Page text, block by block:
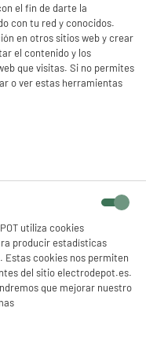
cm x AN 80,5 cm x PR
cm x AN 81,5 cm x PR
el fin de darte la
con tu red y conocidos.
en otros sitios web y crear
el contenido y los
que visitas. Si no permites
o ver estas herramientas
utiliza cookies
producir estadísticas
Estas cookies nos permiten
del sitio electrodepot.es.
que mejorar nuestro